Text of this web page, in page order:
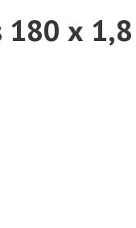
180 х 1,8